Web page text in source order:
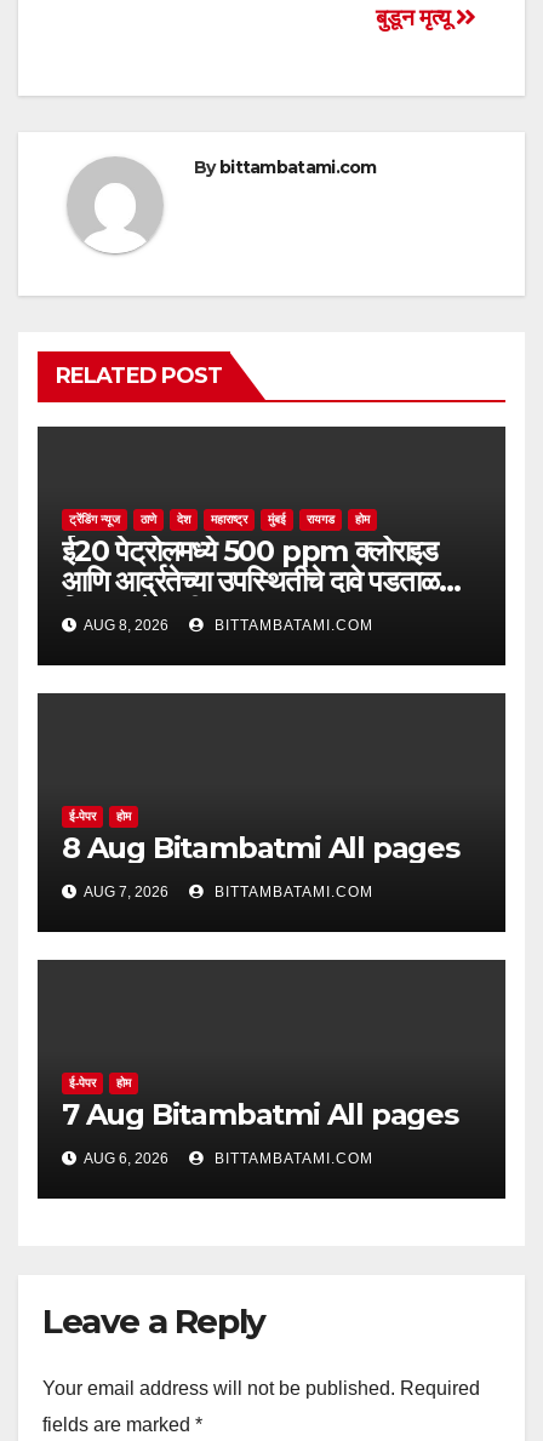
k
बुडून मृत्यू
By bittambatami.com
RELATED POST
ट्रेंडिंग न्यूज ठाणे देश महाराष्ट्र मुंबई रायगड होम
ई20 पेट्रोलमध्ये 500 ppm क्लोराइड
आणि आर्द्रतेच्या उपस्थितीचे दावे पडताळणीत
सिद्ध झाले नाहीत
AUG 8, 2026 BITTAMBATAMI.COM
ई-पेपर होम
8 Aug Bitambatmi All pages
AUG 7, 2026 BITTAMBATAMI.COM
ई-पेपर होम
7 Aug Bitambatmi All pages
AUG 6, 2026 BITTAMBATAMI.COM
Leave a Reply
Your email address will not be published. Required
fields are marked *